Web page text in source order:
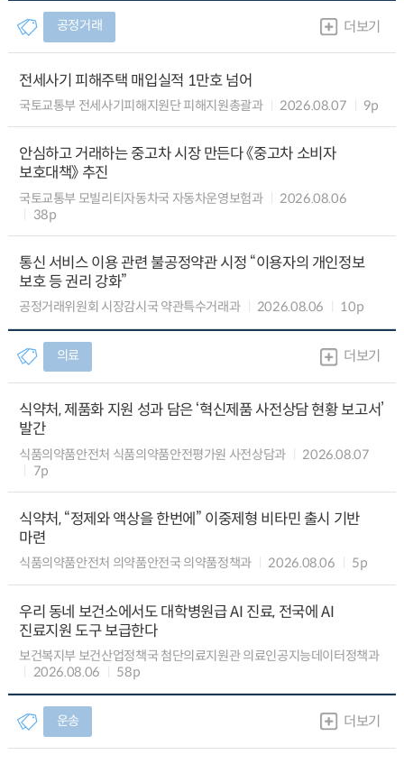
공정거래 더보기
전세사기 피해주택 매입실적 1만호 넘어
국토교통부 전세사기피해지원단 피해지원총괄과 2026.08.07 9p
안심하고 거래하는 중고차 시장 만든다 《중고차 소비자
보호대책》 추진
국토교통부 모빌리티자동차국 자동차운영보험과
2026.08.06
38p
통신 서비스 이용 관련 불공정약관 시정 “이용자의 개인정보
보호 등 권리 강화”
공정거래위원회 시장감시국 약관특수거래과 2026.08.06 10p
의료 더보기
식약처, 제품화 지원 성과 담은 ‘혁신제품 사전상담 현황 보고서’
발간
식품의약품안전처 식품의약품안전평가원 사전상담과
2026.08.07
7p
식약처, “정제와 액상을 한번에” 이중제형 비타민 출시 기반
마련
식품의약품안전처 의약품안전국 의약품정책과 2026.08.06 5p
우리 동네 보건소에서도 대학병원급 AI 진료, 전국에 AI
진료지원 도구 보급한다
보건복지부 보건산업정책국 첨단의료지원관 의료인공지능데이터정책과
2026.08.06
58p
운송 더보기